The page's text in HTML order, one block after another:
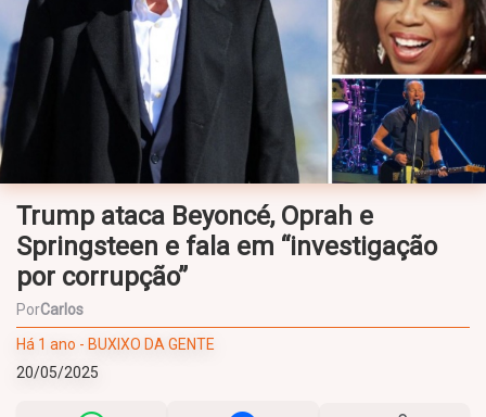
Trump ataca Beyoncé, Oprah e
Springsteen e fala em “investigação
por corrupção”
PorCarlos
Há 1 ano - BUXIXO DA GENTE
20/05/2025